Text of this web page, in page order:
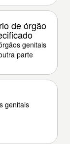
de órgão
genitais
parte
genitais